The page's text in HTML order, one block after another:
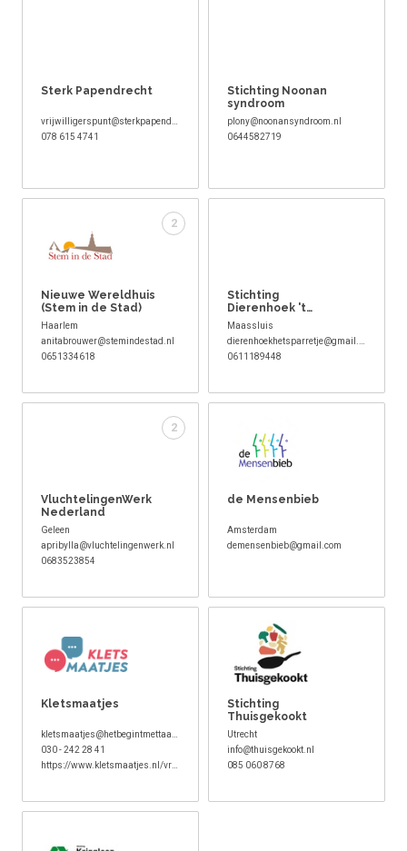
Sterk Papendrecht
078 615 4741
Stichting Noonan
syndroom
plony@noonansyndroom.nl
0644582719
2
Nieuwe Wereldhuis
(Stem in de Stad)
Haarlem
anitabrouwer@stemindestad.nl
0651334618
Stichting
Dierenhoek 't
Sparretje
Maassluis
0611189448
2
VluchtelingenWerk
Nederland
Geleen
apribylla@vluchtelingenwerk.nl
0683523854
de Mensenbieb
Amsterdam
demensenbieb@gmail.com
Kletsmaatjes
030 - 242 28 41
Stichting
Thuisgekookt
Utrecht
info@thuisgekookt.nl
085 060 8768